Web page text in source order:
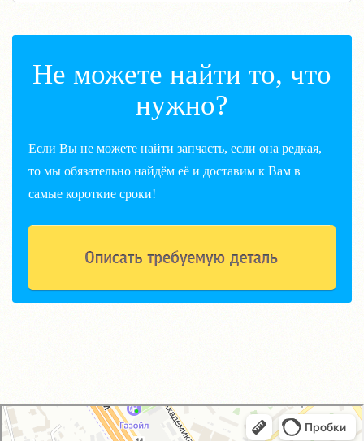
Не можете найти то, что
нужно?
Если Вы не можете найти запчасть, если она редкая,
то мы обязательно найдём её и доставим к Вам в
самые короткие сроки!
GM-City&VAG-Repair
Автосервис, автотехцентр в Москве
Магазин автозапчастей и автотоваров в Москве